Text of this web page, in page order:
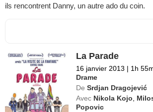
ils rencontrent Danny, un autre ado du coin.
La Parade
16 janvier 2013 | 1h
Drame
De Srdjan Dragojević
Avec Nikola Kojo
Popovic